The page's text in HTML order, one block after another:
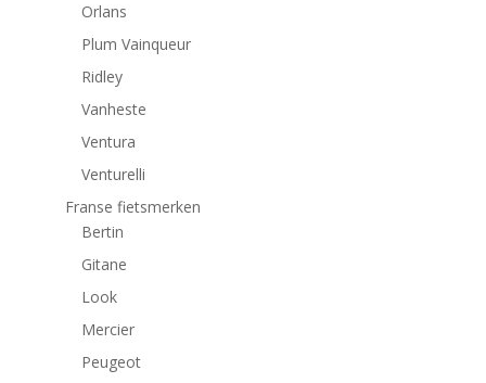
Orlans
Plum Vainqueur
Ridley
Vanheste
Ventura
Venturelli
Franse fietsmerken
Bertin
Gitane
Look
Mercier
Peugeot